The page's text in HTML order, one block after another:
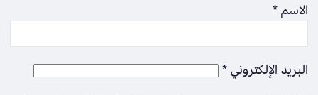
الاسم*
البريد الإلكتروني*